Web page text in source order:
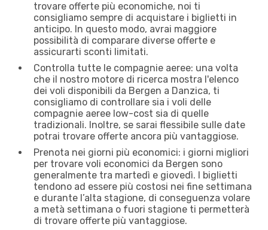
trovare offerte più economiche, noi ti
consigliamo sempre di acquistare i biglietti in
anticipo. In questo modo, avrai maggiore
possibilità di comparare diverse offerte e
assicurarti sconti limitati.
Controlla tutte le compagnie aeree: una volta
che il nostro motore di ricerca mostra l'elenco
dei voli disponibili da Bergen a Danzica, ti
consigliamo di controllare sia i voli delle
compagnie aeree low-cost sia di quelle
tradizionali. Inoltre, se sarai flessibile sulle date
potrai trovare offerte ancora più vantaggiose.
Prenota nei giorni più economici: i giorni migliori
per trovare voli economici da Bergen sono
generalmente tra martedì e giovedì. I biglietti
tendono ad essere più costosi nei fine settimana
e durante l’alta stagione, di conseguenza volare
a metà settimana o fuori stagione ti permetterà
di trovare offerte più vantaggiose.